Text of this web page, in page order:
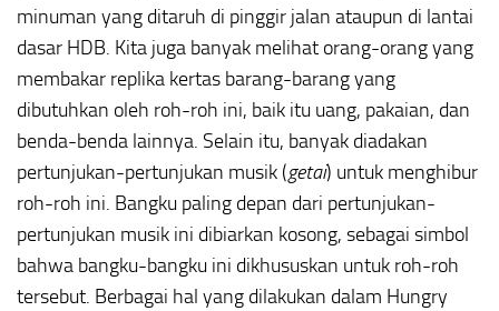
minuman yang ditaruh di pinggir jalan ataupun di lantai
dasar HDB. Kita juga banyak melihat orang-orang yang
membakar replika kertas barang-barang yang
dibutuhkan oleh roh-roh ini, baik itu uang, pakaian, dan
benda-benda lainnya. Selain itu, banyak diadakan
pertunjukan-pertunjukan musik (getai) untuk menghibur
roh-roh ini. Bangku paling depan dari pertunjukan-
pertunjukan musik ini dibiarkan kosong, sebagai simbol
bahwa bangku-bangku ini dikhususkan untuk roh-roh
tersebut. Berbagai hal yang dilakukan dalam Hungry